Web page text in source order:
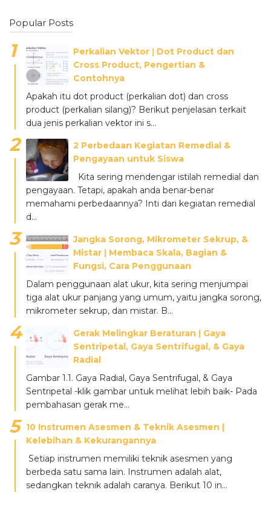
Popular Posts
Perkalian Vektor ǀ Dot Product dan
Cross Product, Pengertian &
Contohnya
Apakah itu dot product (perkalian dot) dan cross
product (perkalian silang)? Berikut penjelasan terkait
dua jenis perkalian vektor ini s...
2 Perbedaan Kegiatan Remedial &
Pengayaan untuk Siswa
Kita sering mendengar istilah remedial dan
pengayaan. Tetapi, apakah anda benar-benar
memahami perbedaannya? Inti dari kegiatan remedial
d...
Jangka Sorong, Mikrometer Sekrup, &
Mistar ǀ Membaca Skala, Bagian &
Fungsi, Cara Penggunaan
Dalam penggunaan alat ukur, kita sering menjumpai
tiga alat ukur panjang yang umum, yaitu jangka sorong,
mikrometer sekrup, dan mistar. B...
Gerak Melingkar Beraturan ǀ Gaya
Sentripetal, Gaya Sentrifugal, & Gaya
Radial
Gambar 1.1. Gaya Radial, Gaya Sentrifugal, & Gaya
Sentripetal -klik gambar untuk melihat lebih baik- Pada
pembahasan gerak me...
10 Instrumen Asesmen & Teknik Asesmen |
Kelebihan & Kekurangannya
Setiap instrumen memiliki teknik asesmen yang
berbeda satu sama lain. Instrumen adalah alat,
sedangkan teknik adalah caranya. Berikut 10 in...